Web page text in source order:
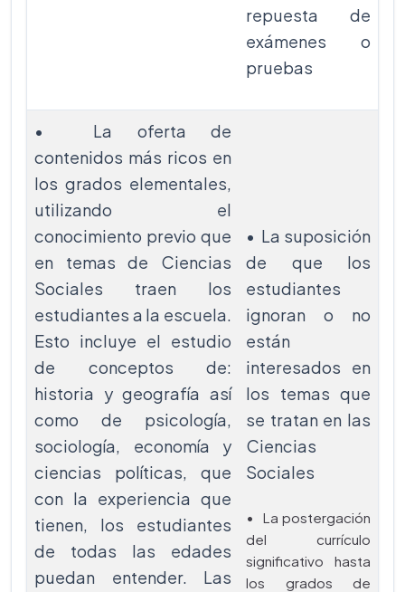
repuesta de
exámenes o
pruebas
• La oferta de
contenidos más ricos en
los grados elementales,
utilizando el
conocimiento previo que
en temas de Ciencias
Sociales traen los
estudiantes a la escuela.
Esto incluye el estudio
de conceptos de:
historia y geografía así
como de psicología,
sociología, economía y
ciencias políticas, que
con la experiencia que
tienen, los estudiantes
de todas las edades
puedan entender. Las
• La suposición
de que los
estudiantes
ignoran o no
están
interesados en
los temas que
se tratan en las
Ciencias
Sociales
• La postergación
del currículo
significativo hasta
los grados de